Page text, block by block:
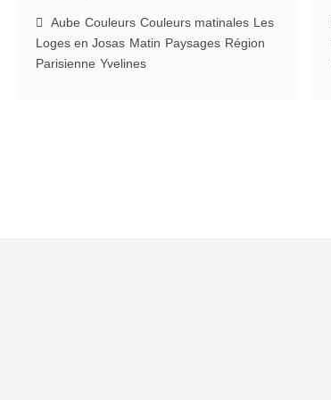
Aube Couleurs Couleurs matinales Les
Loges en Josas Matin Paysages Région
Parisienne Yvelines